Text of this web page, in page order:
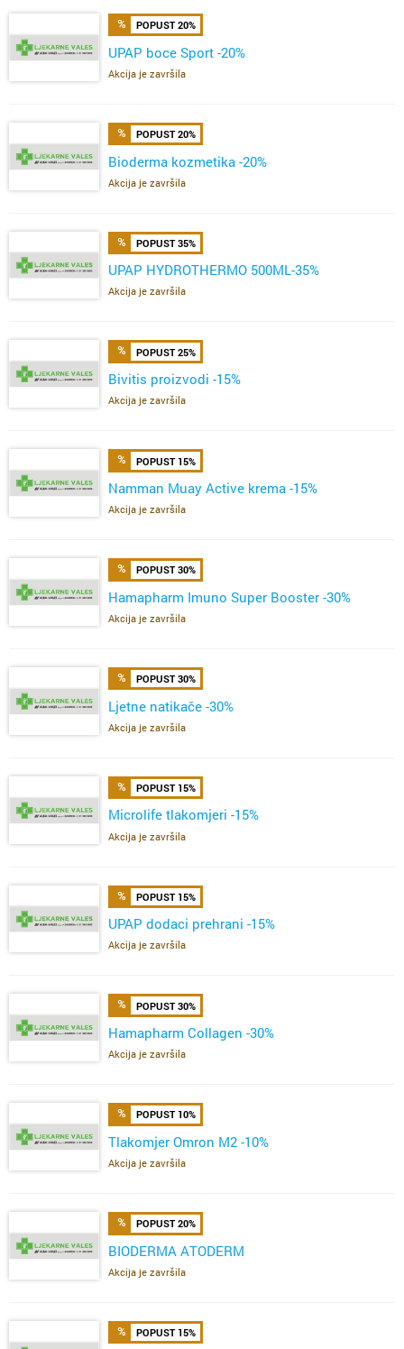
POPUST 20%
UPAP boce Sport -20%
Akcija je završila
POPUST 20%
Bioderma kozmetika -20%
Akcija je završila
POPUST 35%
UPAP HYDROTHERMO 500ML-35%
Akcija je završila
POPUST 25%
Bivitis proizvodi -15%
Akcija je završila
POPUST 15%
Namman Muay Active krema -15%
Akcija je završila
POPUST 30%
Hamapharm Imuno Super Booster -30%
Akcija je završila
POPUST 30%
Ljetne natikače -30%
Akcija je završila
POPUST 15%
Microlife tlakomjeri -15%
Akcija je završila
POPUST 15%
UPAP dodaci prehrani -15%
Akcija je završila
POPUST 30%
Hamapharm Collagen -30%
Akcija je završila
POPUST 10%
Tlakomjer Omron M2 -10%
Akcija je završila
POPUST 20%
BIODERMA ATODERM
Akcija je završila
POPUST 15%